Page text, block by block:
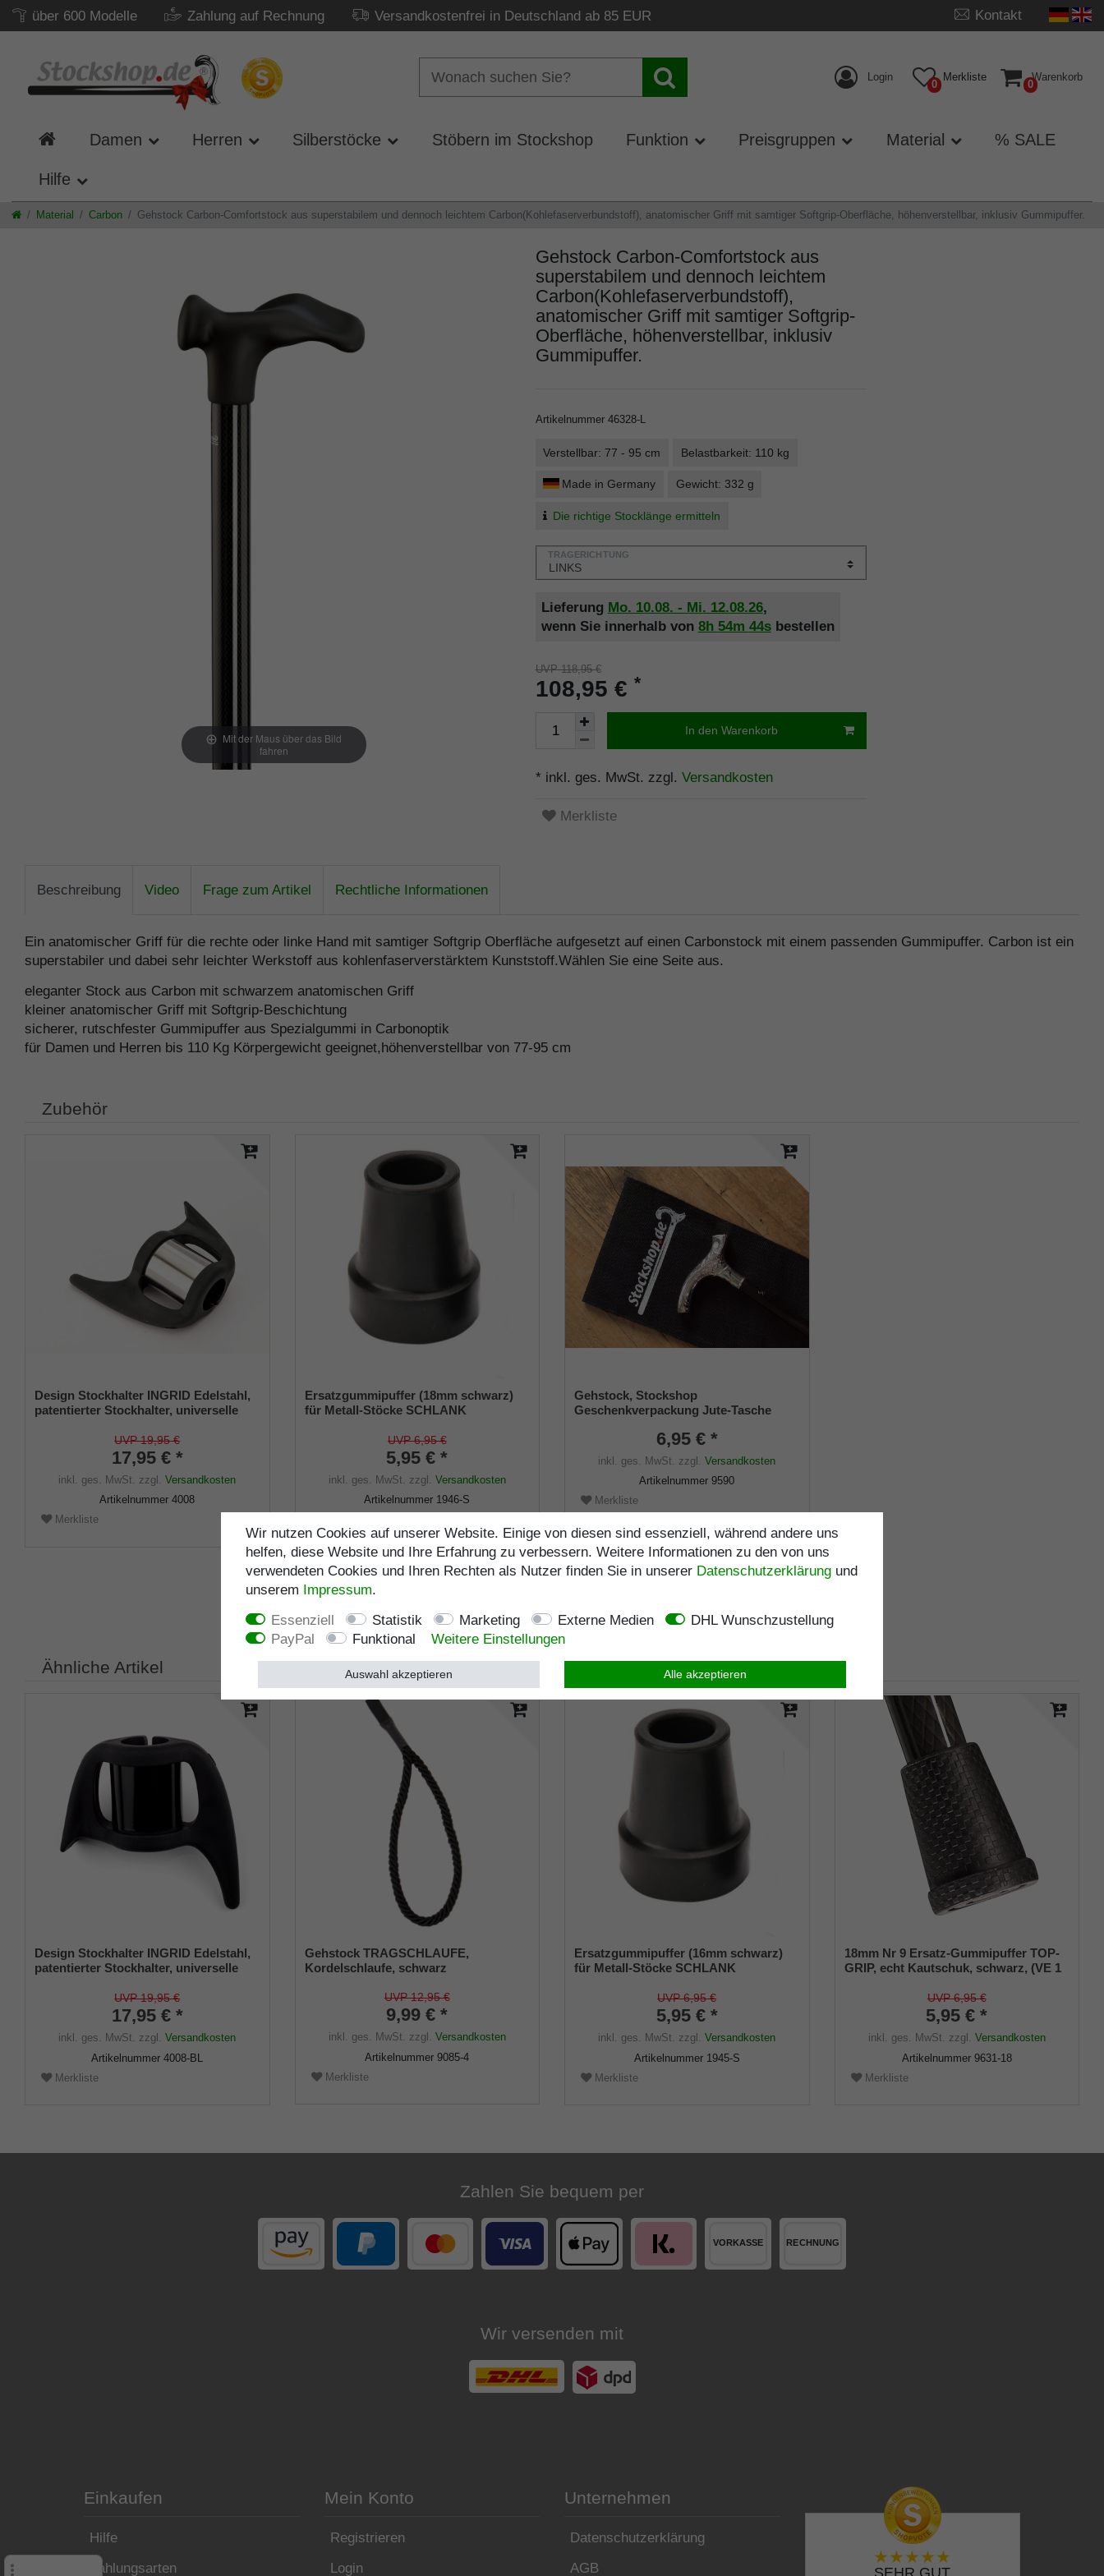
über 600 Modelle Zahlung auf Rechnung Versandkostenfrei in Deutschland ab 85 EUR Kontakt
Login
0
Merkliste
0
Warenkorb
Damen Herren Silberstöcke Stöbern im Stockshop Funktion Preisgruppen Material % SALE
Hilfe
Material Carbon Gehstock Carbon-Comfortstock aus superstabilem und dennoch leichtem Carbon(Kohlefaserverbundstoff), anatomischer Griff mit samtiger Softgrip-Oberfläche, höhenverstellbar, inklusiv Gummipuffer.
Mit der Maus über das Bild
fahren
Gehstock Carbon-Comfortstock aus
superstabilem und dennoch leichtem
Carbon(Kohlefaserverbundstoff),
anatomischer Griff mit samtiger Softgrip-
Oberfläche, höhenverstellbar, inklusiv
Gummipuffer.
Artikelnummer 46328-L
Verstellbar: 77 - 95 cm Belastbarkeit: 110 kg
Made in Germany Gewicht: 332 g
Die richtige Stocklänge ermitteln
TRAGERICHTUNG
Lieferung Mo. 10.08. - Mi. 12.08.26,
wenn Sie innerhalb von 8h 54m 44sbestellen
UVP 118,95 €
108,95 € *
In den Warenkorb
* inkl. ges. MwSt. zzgl. Versandkosten
Merkliste
Beschreibung Video Frage zum Artikel Rechtliche Informationen
Ein anatomischer Griff für die rechte oder linke Hand mit samtiger Softgrip Oberfläche aufgesetzt auf einen Carbonstock mit einem passenden Gummipuffer. Carbon ist ein
superstabiler und dabei sehr leichter Werkstoff aus kohlenfaserverstärktem Kunststoff.Wählen Sie eine Seite aus.
eleganter Stock aus Carbon mit schwarzem anatomischen Griff
kleiner anatomischer Griff mit Softgrip-Beschichtung
sicherer, rutschfester Gummipuffer aus Spezialgummi in Carbonoptik
für Damen und Herren bis 110 Kg Körpergewicht geeignet,höhenverstellbar von 77-95 cm
Zubehör
Design Stockhalter INGRID Edelstahl,
patentierter Stockhalter, universelle
UVP 19,95 €
17,95 € *
inkl. ges. MwSt. zzgl.Versandkosten
Artikelnummer4008
Merkliste
Ersatzgummipuffer (18mm schwarz)
für Metall-Stöcke SCHLANK
Metalleinlage (VE 1 Stück)
UVP 6,95 €
5,95 € *
inkl. ges. MwSt. zzgl. Versandkosten
Artikelnummer 1946-S
Gehstock, Stockshop
Geschenkverpackung Jute-Tasche
6,95 € *
inkl. ges. MwSt. zzgl.Versandkosten
Artikelnummer9590
Merkliste
Lagerlänge:103cm
Belastbarkeit
Ähnliche Artikel
Design Stockhalter INGRID Edelstahl,
patentierter Stockhalter, universelle
UVP 19,95 €
17,95 € *
inkl. ges. MwSt. zzgl.Versandkosten
Artikelnummer4008-BL
Merkliste
Gehstock TRAGSCHLAUFE,
Kordelschlaufe, schwarz
UVP 12,95 €
9,99 € *
inkl. ges. MwSt. zzgl. Versandkosten
Artikelnummer9085-4
Merkliste
Ersatzgummipuffer (16mm schwarz)
für Metall-Stöcke SCHLANK
Metalleinlage (VE 1 Stück)
UVP 6,95 €
5,95 € *
inkl. ges. MwSt. zzgl.Versandkosten
Artikelnummer 1945-S
Merkliste
18mm Nr 9 Ersatz-Gummipuffer TOP-
GRIP, echt Kautschuk, schwarz, (VE 1
UVP 6,95 €
5,95 € *
inkl. ges. MwSt. zzgl. Versandkosten
Artikelnummer 9631-18
Merkliste
Zahlen Sie bequem per
Wir versenden mit
Einkaufen
Hilfe
Zahlungsarten
Mein Konto
Registrieren
Login
Unternehmen
Datenschutzerklärung
AGB
SEHR GUT
Wir nutzen Cookies auf unserer Website. Einige von diesen sind essenziell, während andere uns
helfen, diese Website und Ihre Erfahrung zu verbessern. Weitere Informationen zu den von uns
verwendeten Cookies und Ihren Rechten als Nutzer finden Sie in unserer Daten­schutz­erklärungund
unserem Impressum.
Essenziell
Statistik Marketing Externe Medien
DHL Wunschzustellung
PayPal
Funktional Weitere Einstellungen
Alle akzeptieren
Auswahl akzeptieren